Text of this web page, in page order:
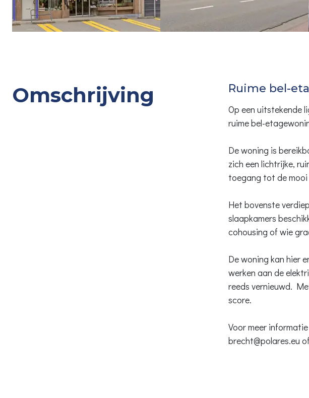
Omschrijving Ruime bel-
Op een uitstekende
ruime bel-
De woning is
zich een lichtrijke,
toegang tot de
Het bovenste
slaapkamers
cohousing of wie
De woning kan hier
werken aan de
reeds vernieuwd.
score.
Voor meer
brecht@polares.eu